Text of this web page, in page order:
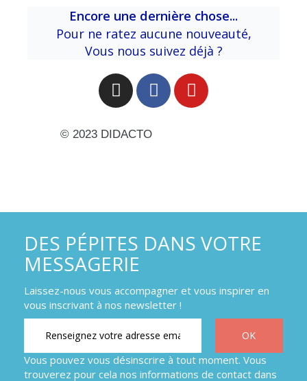
Encore une dernière chose...
Pour ne ratez aucune nouveauté,
Vous nous suivez déjà ?
© 2023 DIDACTO
DES PÉPITES DANS VOTRE
MESSAGERIE
Laissez-nous vous accompagner et vous inspirer en
vous inscrivant à nos newsletter !
Vous pouvez vous désinscrire à tout moment. Vous
trouverez pour cela nos informations de contact dans